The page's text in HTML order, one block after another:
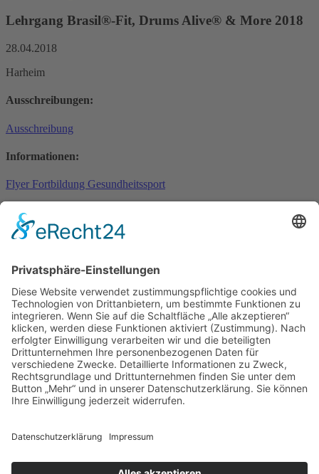
Lehrgang Brasil®-Fit, Drums Alive® & More 2018
28.04.2018
Harheim
Ausschreibungen:
Ausschreibung
Informationen:
Flyer Fortbildung Gesundheitssport
Lehrgang Functional Training, Faszienupdate,
Redondoball 2018
Bad Homburg
Ausschreibungen:
Ausschreibung
Turngau Feldberg e.V.
Kontakt
61350 Bad Homburg
Telefon: 06172 - 9453810